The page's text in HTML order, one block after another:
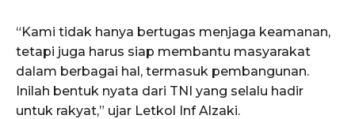
“Kami tidak hanya bertugas menjaga keamanan,
tetapi juga harus siap membantu masyarakat
dalam berbagai hal, termasuk pembangunan.
Inilah bentuk nyata dari TNI yang selalu hadir
untuk rakyat,” ujar Letkol Inf Alzaki.